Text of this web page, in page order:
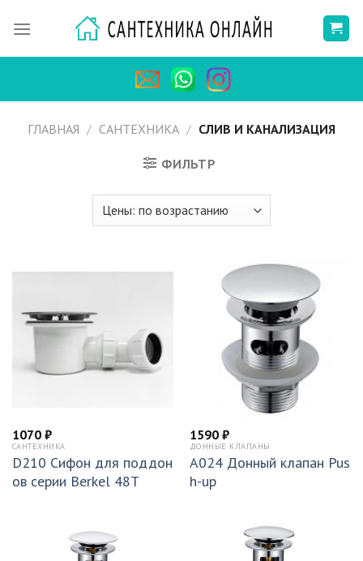
ГЛАВНАЯ / САНТЕХНИКА / СЛИВ И КАНАЛИЗАЦИЯ
ФИЛЬТР
1070 ₽
САНТЕХНИКА
D210 Сифон для поддон
ов серии Berkel 48T
1590 ₽
ДОННЫЕ КЛАПАНЫ
A024 Донный клапан Pus
h-up